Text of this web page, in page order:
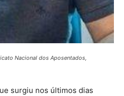
Nacional dos Aposentados,
surgiu nos últimos dias